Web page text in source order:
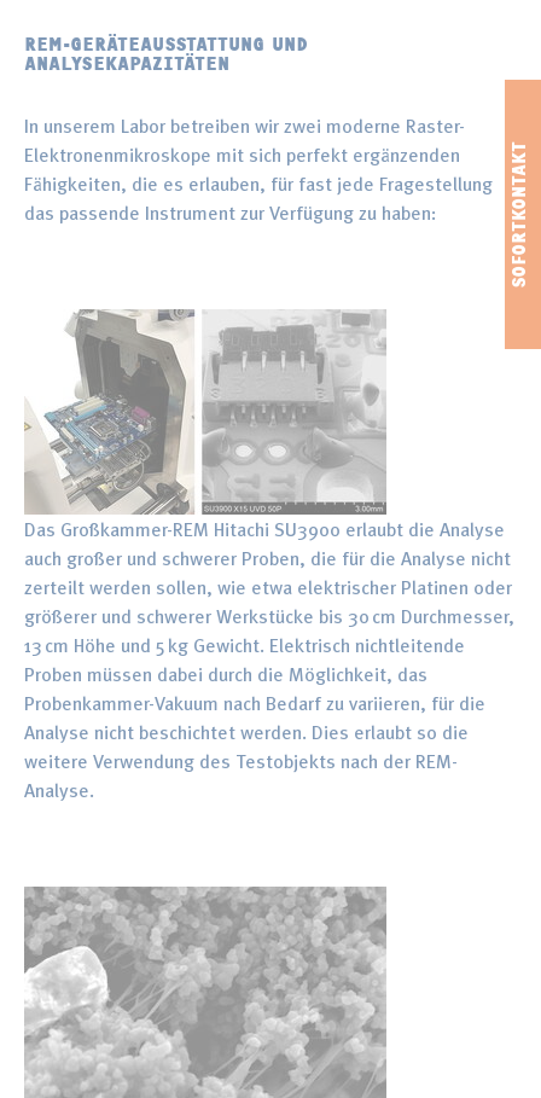
REM-GERÄTEAUSSTATTUNG UND
ANALYSEKAPAZITÄTEN
In unserem Labor betreiben wir zwei moderne Raster-
Elektronenmikroskope mit sich perfekt ergänzenden
Fähigkeiten, die es erlauben, für fast jede Fragestellung
das passende Instrument zur Verfügung zu haben:
Das Großkammer-REM Hitachi SU3900 erlaubt die Analyse
auch großer und schwerer Proben, die für die Analyse nicht
zerteilt werden sollen, wie etwa elektrischer Platinen oder
größerer und schwerer Werkstücke bis 30 cm Durchmesser,
13 cm Höhe und 5 kg Gewicht. Elektrisch nichtleitende
Proben müssen dabei durch die Möglichkeit, das
Probenkammer-Vakuum nach Bedarf zu variieren, für die
Analyse nicht beschichtet werden. Dies erlaubt so die
weitere Verwendung des Testobjekts nach der REM-
Analyse.